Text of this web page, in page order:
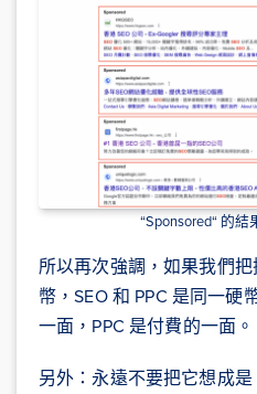
“Sponsored“ 的結
所以再次強調，如果我們
幣，SEO 和 PPC 是同一硬
一面，PPC 是付費的一面。
另外：永遠不要把它想成是